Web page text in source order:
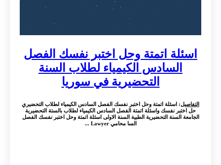
اسئلة اتمتة وحل اختبر نفسك الفصل
السادس الكيمياء لطلاب السنة
التحضيرية في سوريا
التفاصيل: اسئلة اتمتة وحل اختبر نفسك الفصل السادس الكيمياء لطلاب التحضيري
حل اختبر نفسك واسئلة اتمتة الفصل السادس الكيمياء لطلاب بالستة التحضيرية
الجامعة السنة التحضيرية الطبية السنة الاولى اسئلة اتمتة وحل اختبر نفسك الفصل
السا محامي Lawyer ...